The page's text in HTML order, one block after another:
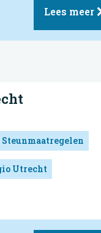
Lees meer
Steunmaatregelen
Utrecht